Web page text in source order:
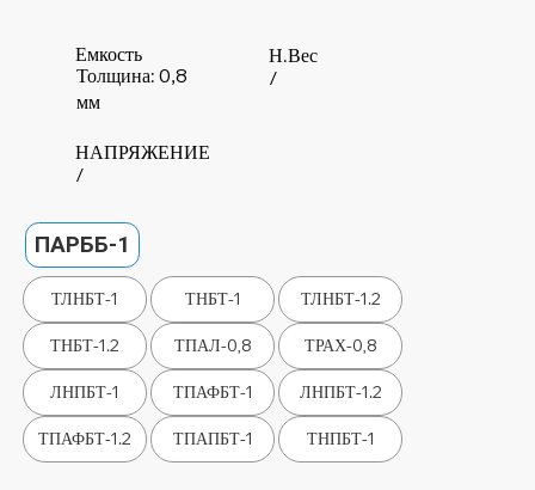
/
НАПРЯЖЕНИЕ
/
Н.Вес
Толщина: 0,8
мм
Емкость
ПАРББ-1
ТЛНБТ-1 ТНБТ-1 ТЛНБТ-1.2
ТНБТ-1.2 ТПАЛ-0,8 ТРАХ-0,8
ЛНПБТ-1 ТПАФБТ-1 ЛНПБТ-1.2
ТПАФБТ-1.2 ТПАПБТ-1 ТНПБТ-1